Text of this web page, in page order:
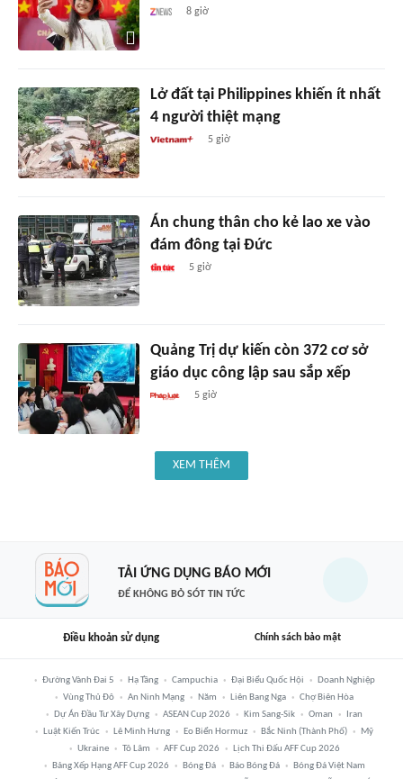
8 giờ
Lở đất tại Philippines khiến ít nhất
4 người thiệt mạng
5 giờ
Án chung thân cho kẻ lao xe vào
đám đông tại Đức
5 giờ
Quảng Trị dự kiến còn 372 cơ sở
giáo dục công lập sau sắp xếp
5 giờ
XEM THÊM
TẢI ỨNG DỤNG BÁO MỚI
ĐỂ KHÔNG BỎ SÓT TIN TỨC
Điều khoản sử dụng Chính sách bảo mật
Đường Vành Đai 5 Hạ Tầng Campuchia Đại Biểu Quốc Hội
Doanh Nghiệp
Vùng Thủ Đô
An Ninh Mạng Năm Liên Bang Nga
Chợ Biên Hòa
Dự Án Đầu Tư Xây Dựng
ASEAN Cup 2026 Kim Sang-Sik Oman
Iran
Luật Kiến Trúc
Lê Minh Hưng Eo Biển Hormuz Bắc Ninh (thành Phố)
Mỹ
Ukraine
Tô Lâm AFF Cup 2026
Lịch Thi Đấu AFF Cup 2026
Bảng Xếp Hạng AFF Cup 2026
Bóng Đá Báo Bóng Đá
Bóng Đá Việt Nam